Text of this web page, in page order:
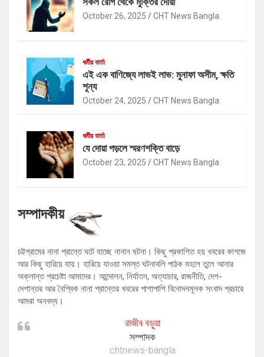
October 26, 2025 CHT News Bangla
ধর্মীয় বার্তা
এই এক বাণিজ্যে লাভই লাভ: মুনাফা অসীম, ক্ষতি
শূন্য
October 24, 2025 CHT News Bangla
ধর্মীয় বার্তা
যে দোয়া পড়লে স্মরণশক্তি বাড়ে
October 23, 2025 CHT News Bangla
সম্পাদকীয়
চট্টগ্রামের নানা প্রান্তে ঘটে যাচ্ছে নানান ঘটনা। কিছু প্রকাশিত হয় খবরের কাগজে
আর কিছু হারিয়ে যায়। হারিয়ে যাওয়া সমস্ত ঘটনাবলি পাঠক মহলে তুলে আনার
অক্লান্ত প্রচেষ্টা আমাদের। আন্দোলন, নির্যাতন, অত্যাচার, রাজনীতি, দেশ-
দেশান্তর আর বৈশ্বিক নানা প্রান্তের খবরের পাশাপাশি বিনোদনমূলক সংবাদ প্রচারে
আমরা অনবদ্য।
রাজীব বড়ুয়া
সম্পাদক
chtnews-bangla